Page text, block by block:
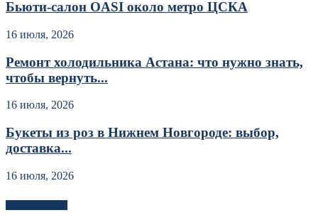
Бьюти-салон OASI около метро ЦСКА
16 июля, 2026
Ремонт холодильника Астана: что нужно знать,
чтобы вернуть...
16 июля, 2026
Букеты из роз в Нижнем Новгороде: выбор,
доставка...
16 июля, 2026